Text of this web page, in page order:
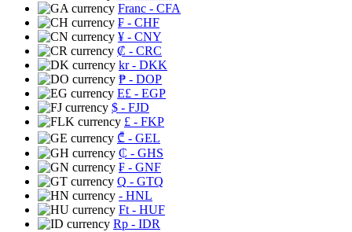
Franc - CFA
₣ - CHF
¥ - CNY
₡ - CRC
kr- DKK
₱ - DOP
E£ - EGP
$ - FJD
£ - FKP
₾ - GEL
₵ - GHS
₣ - GNF
Q - GTQ
- HNL
Ft - HUF
Rp - IDR